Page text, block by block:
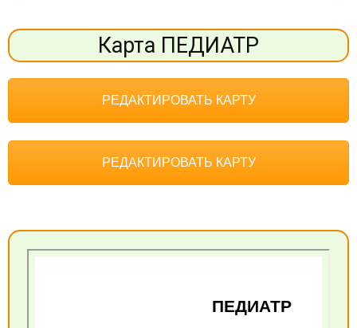
Карта ПЕДИАТР
РЕДАКТИРОВАТЬ КАРТУ
РЕДАКТИРОВАТЬ КАРТУ